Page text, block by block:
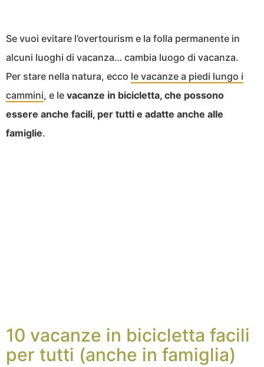
Se vuoi evitare l’overtourism e la folla permanente in
alcuni luoghi di vacanza… cambia luogo di vacanza.
Per stare nella natura, ecco le vacanze a piedi lungo i
cammini, e le vacanze in bicicletta, che possono
essere anche facili, per tutti e adatte anche alle
famiglie.
10 vacanze in bicicletta facili
per tutti (anche in famiglia)